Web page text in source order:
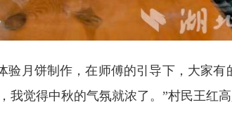
月饼制作，在师傅的引导下，大家
觉得中秋的气氛就浓了。”村民王红高